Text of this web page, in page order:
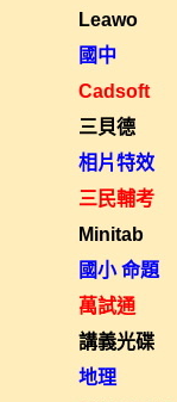
Leawo
國中
Cadsoft
三貝德
相片特效
三民輔考
Minitab
國小 命題
萬試通
講義光碟
地理